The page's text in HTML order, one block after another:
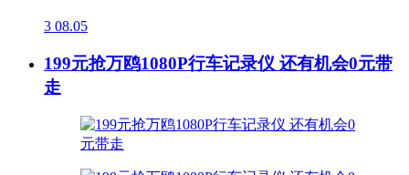
3 08.05
199元抢万鸥1080P行车记录仪 还有机会0元带
走